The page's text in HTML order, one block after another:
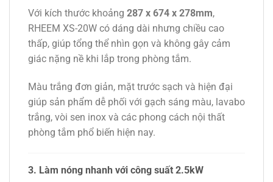
Với kích thước khoảng 287 x 674 x 278mm,
RHEEM XS-20W có dáng dài nhưng chiều cao
thấp, giúp tổng thể nhìn gọn và không gây cảm
giác nặng nề khi lắp trong phòng tắm.
Màu trắng đơn giản, mặt trước sạch và hiện đại
giúp sản phẩm dễ phối với gạch sáng màu, lavabo
trắng, vòi sen inox và các phong cách nội thất
phòng tắm phổ biến hiện nay.
3. Làm nóng nhanh với công suất 2.5kW